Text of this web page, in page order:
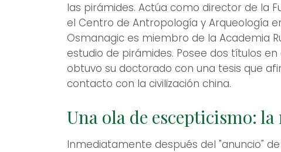
las pirámides. Actúa como director de la
el Centro de Antropología y Arqueología
Osmanagic es miembro de la Academia
estudio de pirámides. Posee dos títulos
obtuvo su doctorado con una tesis que
contacto con la civilización china.
Una ola de escepticismo:
Inmediatamente después del "anuncio"